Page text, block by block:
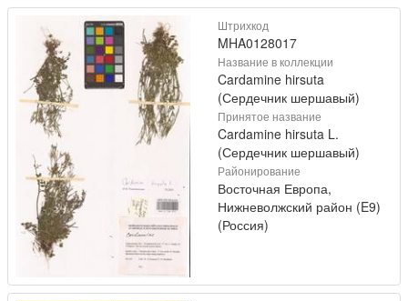
Штрихкод
MHA0128017
Название в коллекции
Cardamine hirsuta
(Сердечник шершавый)
Принятое название
Cardamine hirsuta L.
(Сердечник шершавый)
Районирование
Восточная Европа,
Нижневолжский район (E9)
(Россия)